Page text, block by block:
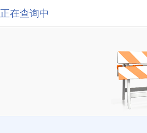
正在查询中